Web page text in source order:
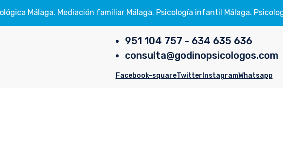
Málaga. Mediación familiar Málaga. Psicología infantil Málaga.
951 104 757 - 634 635 636
consulta@godinopsicologos.com
Facebook-squareTwitter InstagramWhatsapp